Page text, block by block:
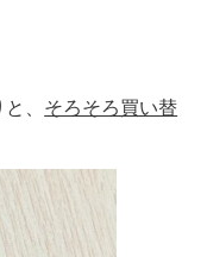
、 そろそろ買い替